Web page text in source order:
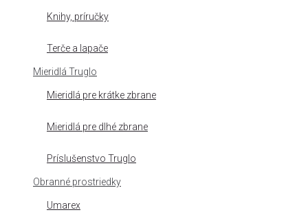
Knihy, príručky
Terče a lapače
Mieridlá Truglo
Mieridlá pre krátke zbrane
Mieridlá pre dlhé zbrane
Príslušenstvo Truglo
Obranné prostriedky
Umarex